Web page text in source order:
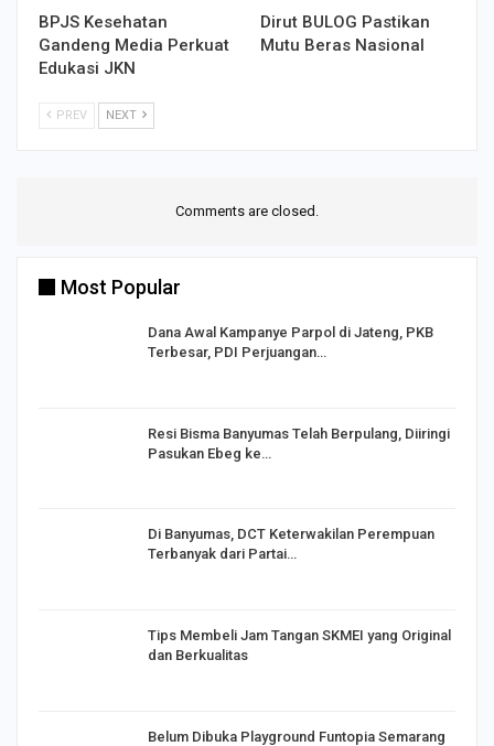
BPJS Kesehatan
Gandeng Media Perkuat
Edukasi JKN
Dirut BULOG Pastikan
Mutu Beras Nasional
PREV NEXT
Comments are closed.
Most Popular
Dana Awal Kampanye Parpol di Jateng, PKB
Terbesar, PDI Perjuangan…
Resi Bisma Banyumas Telah Berpulang, Diiringi
Pasukan Ebeg ke…
Di Banyumas, DCT Keterwakilan Perempuan
Terbanyak dari Partai…
Tips Membeli Jam Tangan SKMEI yang Original
dan Berkualitas
Belum Dibuka Playground Funtopia Semarang